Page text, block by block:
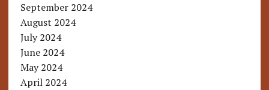
September 2024
August 2024
July 2024
June 2024
May 2024
April 2024